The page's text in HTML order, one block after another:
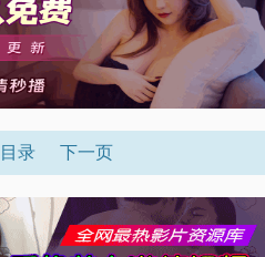
目录 下一页